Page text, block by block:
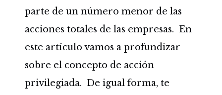
parte de un número menor de las
acciones totales de las empresas. En
este artículo vamos a profundizar
sobre el concepto de acción
privilegiada. De igual forma, te